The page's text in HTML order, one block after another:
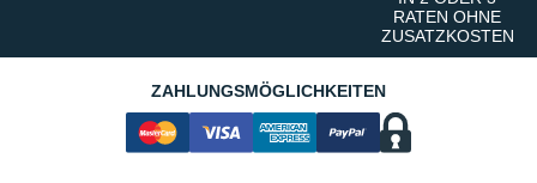
RATEN OHNE
ZUSATZKOSTEN
ZAHLUNGSMÖGLICHKEITEN